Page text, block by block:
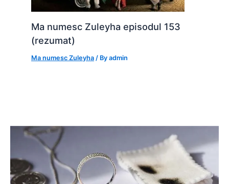
Ma numesc Zuleyha episodul 153
(rezumat)
Ma numesc Zuleyha / Byadmin